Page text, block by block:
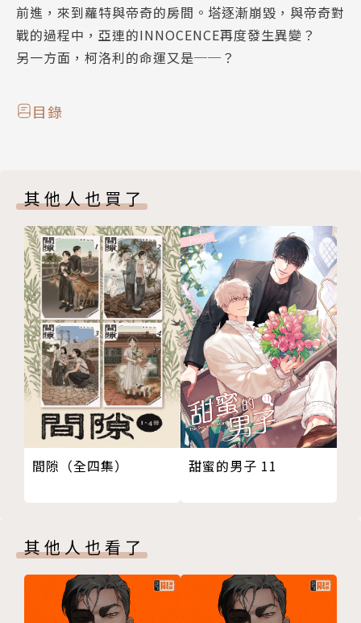
前進，來到蘿特與帝奇的房間。塔逐漸崩毀，與帝奇對
戰的過程中，亞連的INNOCENCE再度發生異變？
另一方面，柯洛利的命運又是──？
目錄
其他人也買了
間隙（全四集） 甜蜜的男子 11
其他人也看了